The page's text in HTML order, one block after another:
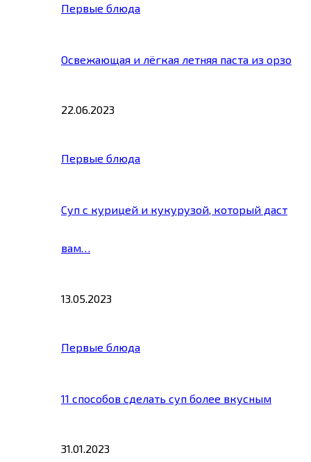
Первые блюда
Освежающая и лёгкая летняя паста из орзо
22.06.2023
Первые блюда
Суп с курицей и кукурузой, который даст
вам…
13.05.2023
Первые блюда
11 способов сделать суп более вкусным
31.01.2023